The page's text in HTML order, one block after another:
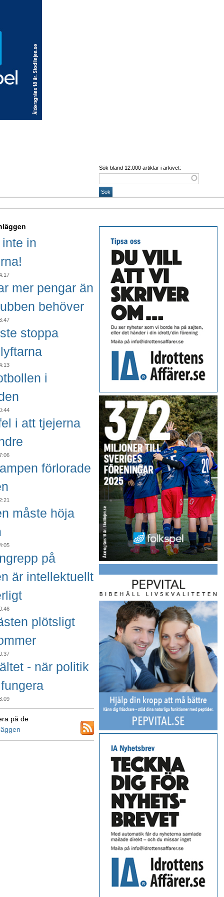
Sök bland 12.000 artiklar i arkivet:
in
mer pengar än
behöver
stoppa
i
i att tjejerna
förlorade
måste höja
på
är intellektuellt
plötsligt
- när politik
på de